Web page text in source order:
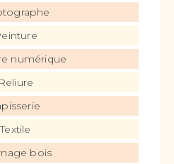
numérique
Reliure
Textile
bois